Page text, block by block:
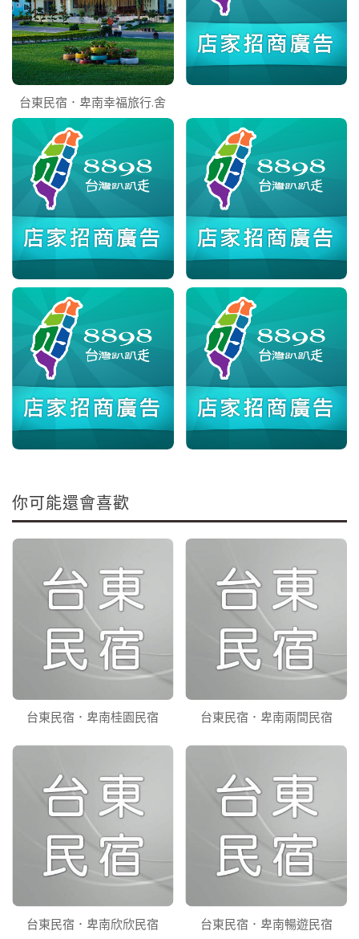
台東民宿．卑南幸福旅行.舍
你可能還會喜歡
台東民宿．卑南桂園民宿 台東民宿．卑南兩間民宿
台東民宿．卑南欣欣民宿 台東民宿．卑南暢遊民宿